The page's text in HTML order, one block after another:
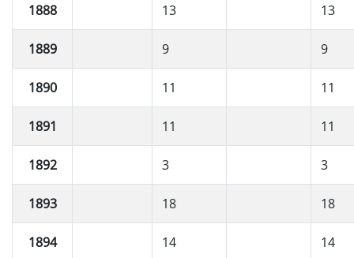
1888 13 13
1889 9 9
1890 11 11
1891 11 11
1892 3 3
1893 18 18
1894 14 14